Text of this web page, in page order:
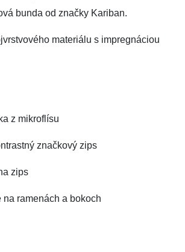
bunda od značky Kariban.
materiálu s impregnáciou
z mikroflísu
značkový zips
zips
na ramenách a bokoch